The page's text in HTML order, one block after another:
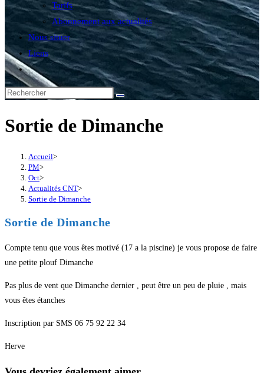
Tarifs
Abonnement aux actualités
Nous situer
Liens
Toggle
website
search
Sortie de Dimanche
Accueil>
PM>
Oct>
Actualités CNT>
Sortie de Dimanche
Sortie de Dimanche
Compte tenu que vous êtes motivé (17 a la piscine) je vous propose de faire
une petite plouf Dimanche
Pas plus de vent que Dimanche dernier , peut être un peu de pluie , mais
vous êtes étanches
Inscription par SMS 06 75 92 22 34
Herve